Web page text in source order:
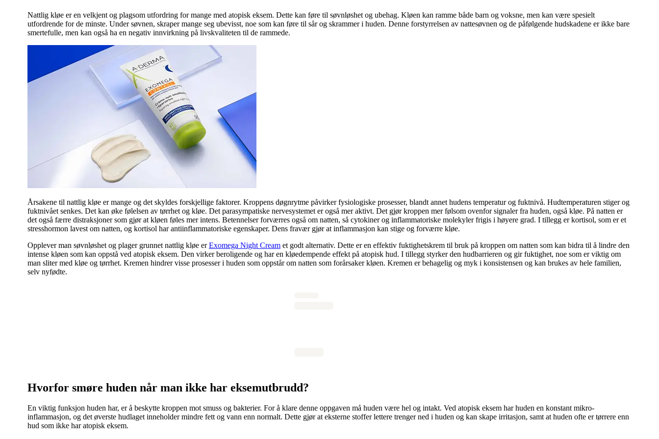
Nattlig kløe er en velkjent og plagsom utfordring for mange med atopisk eksem. Dette kan føre til søvnløshet og ubehag. Kløen kan ramme både barn og voksne, men kan være spesielt
utfordrende for de minste. Under søvnen, skraper mange seg ubevisst, noe som kan føre til sår og skrammer i huden. Denne forstyrrelsen av nattesøvnen og de påfølgende hudskadene er ikke bare
smertefulle, men kan også ha en negativ innvirkning på livskvaliteten til de rammede.
Årsakene til nattlig kløe er mange og det skyldes forskjellige faktorer. Kroppens døgnrytme påvirker fysiologiske prosesser, blandt annet hudens temperatur og fuktnivå. Hudtemperaturen stiger og
fuktnivået senkes. Det kan øke følelsen av tørrhet og kløe. Det parasympatiske nervesystemet er også mer aktivt. Det gjør kroppen mer følsom ovenfor signaler fra huden, også kløe. På natten er
det også færre distraksjoner som gjør at kløen føles mer intens. Betennelser forværres også om natten, så cytokiner og inflammatoriske molekyler frigis i høyere grad. I tillegg er kortisol, som er et
stresshormon lavest om natten, og kortisol har antiinflammatoriske egenskaper. Dens fravær gjør at inflammasjon kan stige og forværre kløe.
Opplever man søvnløshet og plager grunnet nattlig kløe erExomega Night Cream et godt alternativ. Dette er en effektiv fuktighetskrem til bruk på kroppen om natten som kan bidra til å lindre den
intense kløen som kan oppstå ved atopisk eksem. Den virker beroligende og har en kløedempende effekt på atopisk hud. I tillegg styrker den hudbarrieren og gir fuktighet, noe som er viktig om
man sliter med kløe og tørrhet. Kremen hindrer visse prosesser i huden som oppstår om natten som forårsaker kløen. Kremen er behagelig og myk i konsistensen og kan brukes av hele familien,
selv nyfødte.
Hvorfor smøre huden når man ikke har eksemutbrudd?
En viktig funksjon huden har, er å beskytte kroppen mot smuss og bakterier. For å klare denne oppgaven må huden være hel og intakt. Ved atopisk eksem har huden en konstant mikro-
inflammasjon, og det øverste hudlaget inneholder mindre fett og vann enn normalt. Dette gjør at eksterne stoffer lettere trenger ned i huden og kan skape irritasjon, samt at huden ofte er tørrere enn
hud som ikke har atopisk eksem.